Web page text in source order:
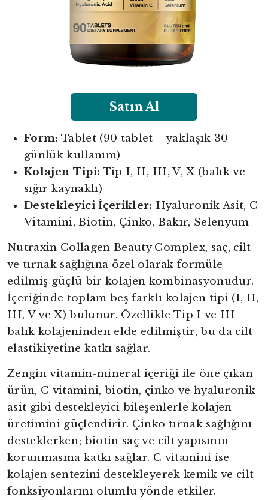
Satın Al
Form: Tablet (90 tablet – yaklaşık 30
günlük kullanım)
Kolajen Tipi: Tip I, II, III, V, X (balık ve
sığır kaynaklı)
Destekleyici İçerikler: Hyaluronik Asit, C
Vitamini, Biotin, Çinko, Bakır, Selenyum
Nutraxin Collagen Beauty Complex, saç, cilt
ve tırnak sağlığına özel olarak formüle
edilmiş güçlü bir kolajen kombinasyonudur.
İçeriğinde toplam beş farklı kolajen tipi (I, II,
III, V ve X) bulunur. Özellikle Tip I ve III
balık kolajeninden elde edilmiştir, bu da cilt
elastikiyetine katkı sağlar.
Zengin vitamin-mineral içeriği ile öne çıkan
ürün, C vitamini, biotin, çinko ve hyaluronik
asit gibi destekleyici bileşenlerle kolajen
üretimini güçlendirir. Çinko tırnak sağlığını
desteklerken; biotin saç ve cilt yapısının
korunmasına katkı sağlar. C vitamini ise
kolajen sentezini destekleyerek kemik ve cilt
fonksiyonlarını olumlu yönde etkiler.